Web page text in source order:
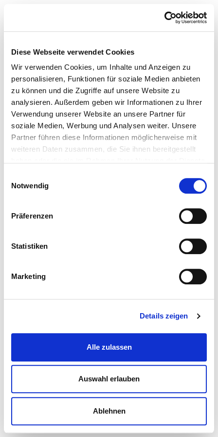
Diese Webseite verwendet Cookies
Wir verwenden Cookies, um Inhalte und Anzeigen zu
personalisieren, Funktionen für soziale Medien anbieten
zu können und die Zugriffe auf unsere Website zu
analysieren. Außerdem geben wir Informationen zu Ihrer
Verwendung unserer Website an unsere Partner für
soziale Medien, Werbung und Analysen weiter. Unsere
Partner führen diese Informationen möglicherweise mit
weiteren Daten zusammen, die Sie ihnen bereitgestellt
Notwendig
Präferenzen
Statistiken
Marketing
Details zeigen
Alle zulassen
Auswahl erlauben
Ablehnen